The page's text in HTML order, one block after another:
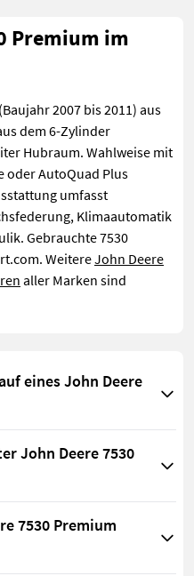
Premium im
2007 bis 2011) aus
dem 6-Zylinder
Hubraum. Wahlweise mit
oder AutoQuad Plus
umfasst
Klimaautomatik
Gebrauchte 7530
WeitereJohn Deere
aller Marken sind
eines John Deere
John Deere 7530
7530 Premium